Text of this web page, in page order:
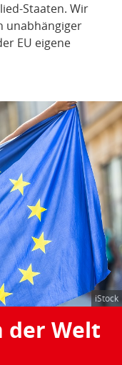
Staaten. Wir
unabhängiger
EU eigene
der Welt
iStock